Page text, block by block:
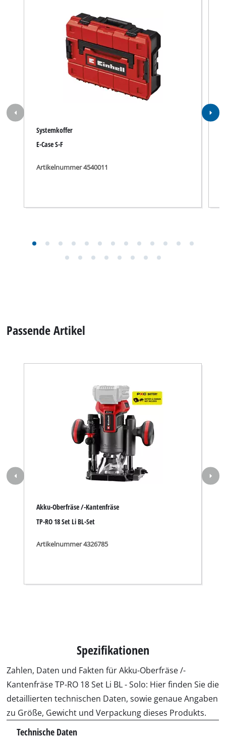
Systemkoffer
E-Case S-F
Artikelnummer 4540011
Passende Artikel
Akku-Oberfräse /-Kantenfräse
TP-RO 18 Set Li BL-Set
Artikelnummer 4326785
Spezifikationen
Zahlen, Daten und Fakten für Akku-Oberfräse /-
Kantenfräse TP-RO 18 Set Li BL - Solo: Hier finden Sie die
detaillierten technischen Daten, sowie genaue Angaben
zu Größe, Gewicht und Verpackung dieses Produkts.
Technische Daten